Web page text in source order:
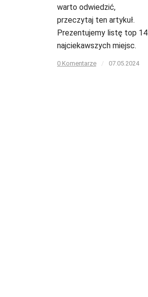
warto odwiedzić,
przeczytaj ten artykuł.
Prezentujemy listę top 14
najciekawszych miejsc.
0 Komentarze / 07.05.2024